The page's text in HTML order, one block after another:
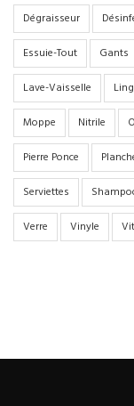
Dégraisseur
Essuie-Tout
Gants
Lave-Vaisselle
Moppe
Nitrile
Pierre Ponce
Serviettes
Verre
Vinyle